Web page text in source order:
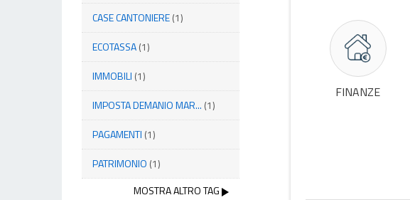
CASE CANTONIERE(1)
ECOTASSA(1)
IMMOBILI (1)
IMPOSTA DEMANIO MAR... (1)
PAGAMENTI (1)
PATRIMONIO (1)
MOSTRA ALTRO TAG
FINANZE